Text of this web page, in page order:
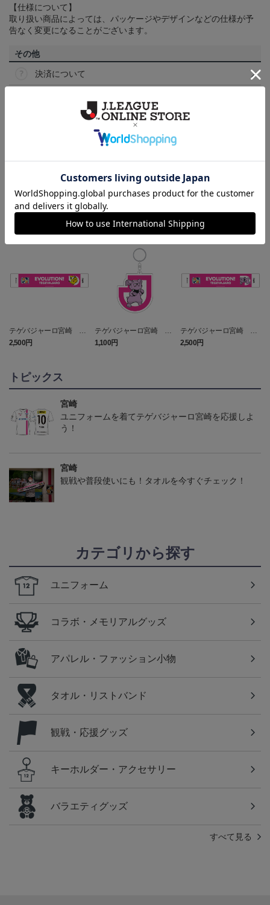
【仕様について】
取り扱い商品によっては、パッケージやデザインなどの仕様が予
告なく変更になることがございます。
その他
決済について
ヘルプページ
テゲバジャーロ宮崎 ピ
カチュウ タオルマフラー
2,500円
テゲバジャーロ宮崎 グ
ランブル キーホルダー
1,100円
テゲバジャーロ宮崎 グ
ランブル タオルマフラー
2,500円
トピックス
宮崎
ユニフォームを着てテゲバジャーロ宮崎を応援しよ
う！
宮崎
観戦や普段使いにも！タオルを今すぐチェック！
カテゴリから探す
ユニフォーム
コラボ・メモリアルグッズ
アパレル・ファッション小物
タオル・リストバンド
観戦・応援グッズ
キーホルダー・アクセサリー
バラエティグッズ
すべて見る